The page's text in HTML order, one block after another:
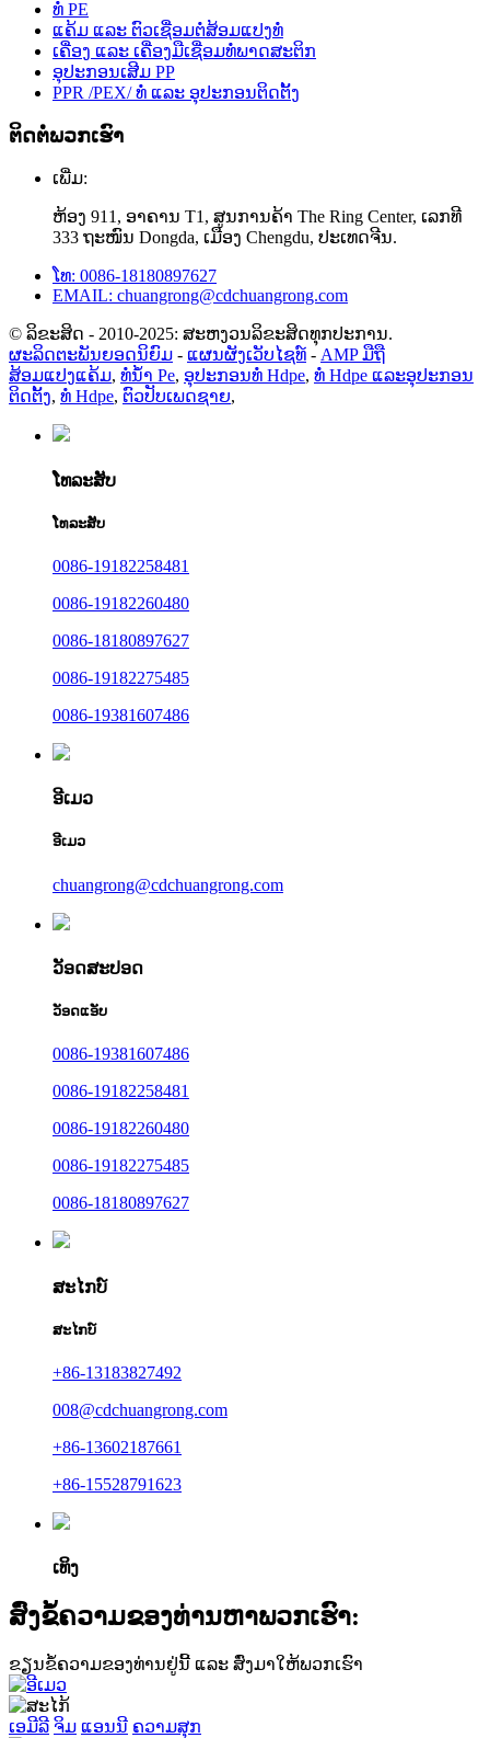
ທໍ່ PE
ແຄ້ມ ແລະ ຕົວເຊື່ອມຕໍ່ສ້ອມແປງທໍ່
ເຄື່ອງ ແລະ ເຄື່ອງມືເຊື່ອມທໍ່ພາດສະຕິກ
ອຸປະກອນເສີມ PP
PPR /PEX/ ທໍ່ ແລະ ອຸປະກອນຕິດຕັ້ງ
ຕິດຕໍ່ພວກເຮົາ
ເພີ່ມ:
ຫ້ອງ 911, ອາຄານ T1, ສູນການຄ້າ The Ring Center, ເລກທີ
333 ຖະໜົນ Dongda, ເມືອງ Chengdu, ປະເທດຈີນ.
ໂທ: 0086-18180897627
EMAIL: chuangrong@cdchuangrong.com
© ລິຂະສິດ - 2010-2025: ສະຫງວນລິຂະສິດທຸກປະການ.
ຜະລິດຕະພັນຍອດນິຍົມ - ແຜນຜັງເວັບໄຊທ໌ - AMP ມືຖື
ສ້ອມແປງແຄ້ມ, ທໍ່ນໍ້າ Pe, ອຸປະກອນທໍ່ Hdpe, ທໍ່ Hdpe ແລະອຸປະກອນ
ຕິດຕັ້ງ, ທໍ່ Hdpe, ຕົວປັບເພດຊາຍ,
ໂທລະສັບ
ໂທລະສັບ
0086-19182258481
0086-19182260480
0086-18180897627
0086-19182275485
0086-19381607486
ອີເມວ
ອີເມວ
chuangrong@cdchuangrong.com
ວັອດສະປອດ
ວັອດແອັບ
0086-19381607486
0086-19182258481
0086-19182260480
0086-19182275485
0086-18180897627
ສະໄກບ໌
ສະໄກບ໌
+86-13183827492
008@cdchuangrong.com
+86-13602187661
+86-15528791623
ເທິງ
ສົ່ງຂໍ້ຄວາມຂອງທ່ານຫາພວກເຮົາ:
ຂຽນຂໍ້ຄວາມຂອງທ່ານຢູ່ນີ້ ແລະ ສົ່ງມາໃຫ້ພວກເຮົາ
ເອມີລີ ຈິມ ແອນນີ ຄວາມສຸກ